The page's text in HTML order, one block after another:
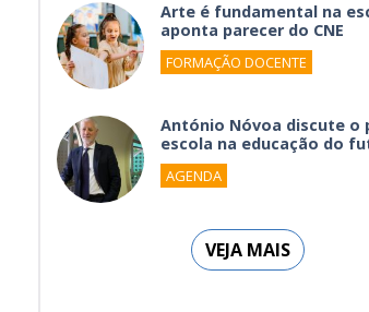
Arte é fundamental na
aponta parecer do CNE
FORMAÇÃO DOCENTE
António Nóvoa discute o
escola na educação do
AGENDA
VEJA MAIS